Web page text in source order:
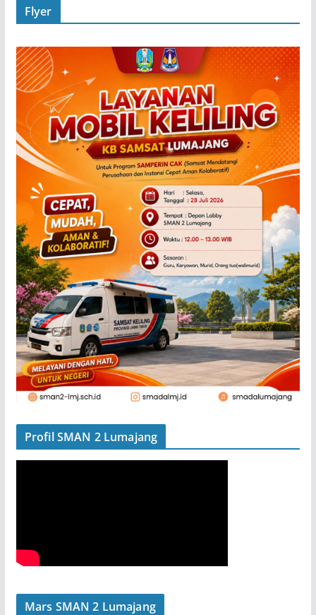
Flyer
Profil SMAN 2 Lumajang
Mars SMAN 2 Lumajang